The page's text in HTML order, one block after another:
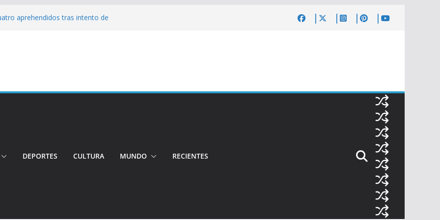
aprehendidos tras intento de
Quito reúne a líderes y
sin vida a dos jóvenes quiteños
DEPORTES CULTURA MUNDO RECIENTES